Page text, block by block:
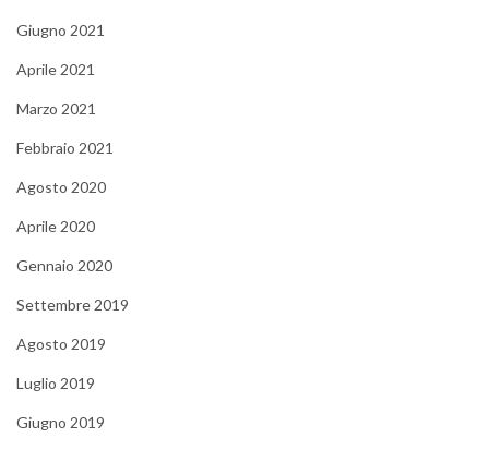
Giugno 2021
Aprile 2021
Marzo 2021
Febbraio 2021
Agosto 2020
Aprile 2020
Gennaio 2020
Settembre 2019
Agosto 2019
Luglio 2019
Giugno 2019